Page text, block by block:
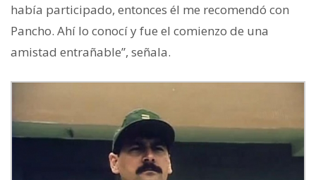
había participado, entonces él me recomendó con
Pancho. Ahí lo conocí y fue el comienzo de una
amistad entrañable”, señala.